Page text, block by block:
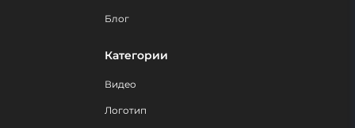
Блог
Категории
Видео
Логотип